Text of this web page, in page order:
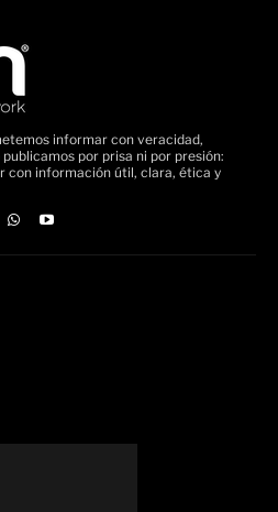
informar con veracidad,
por prisa ni por presión:
con información útil, clara, ética y